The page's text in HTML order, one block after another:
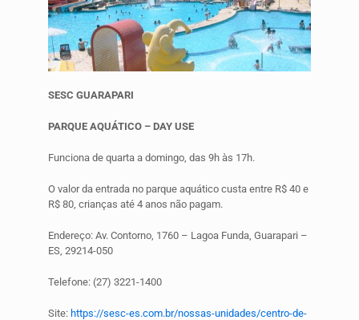
SESC GUARAPARI
PARQUE AQUÁTICO – DAY USE
Funciona de quarta a domingo, das 9h às 17h.
O valor da entrada no parque aquático custa entre R$ 40 e
R$ 80, crianças até 4 anos não pagam.
Endereço: Av. Contorno, 1760 – Lagoa Funda, Guarapari –
ES, 29214-050
Telefone: (27) 3221-1400
Site: https://sesc-es.com.br/nossas-unidades/centro-de-